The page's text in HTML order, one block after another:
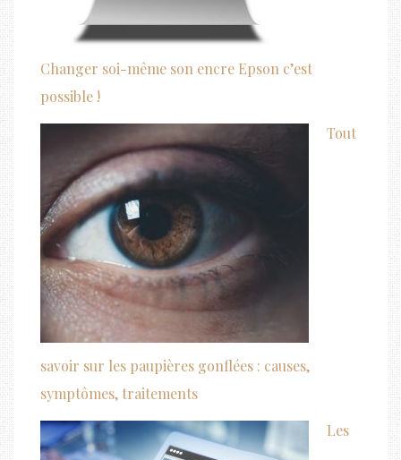
Changer soi-même son encre Epson c’est
possible !
Tout
savoir sur les paupières gonflées : causes,
symptômes, traitements
Les